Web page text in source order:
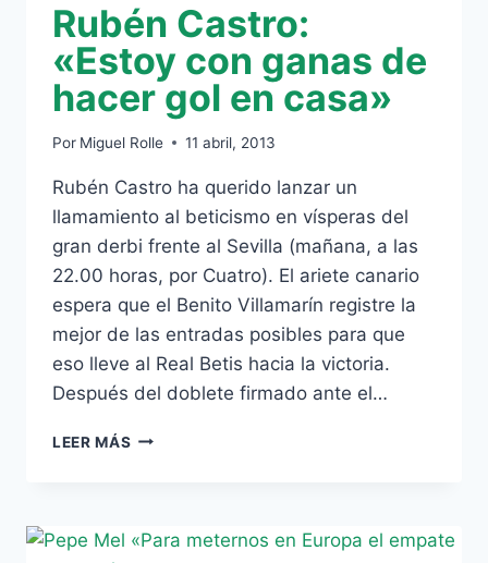
Rubén Castro:
«Estoy con ganas de
hacer gol en casa»
Por Miguel Rolle 11 abril, 2013
Rubén Castro ha querido lanzar un
llamamiento al beticismo en vísperas del
gran derbi frente al Sevilla (mañana, a las
22.00 horas, por Cuatro). El ariete canario
espera que el Benito Villamarín registre la
mejor de las entradas posibles para que
eso lleve al Real Betis hacia la victoria.
Después del doblete firmado ante el…
LEER MÁS RUBÉN
DE